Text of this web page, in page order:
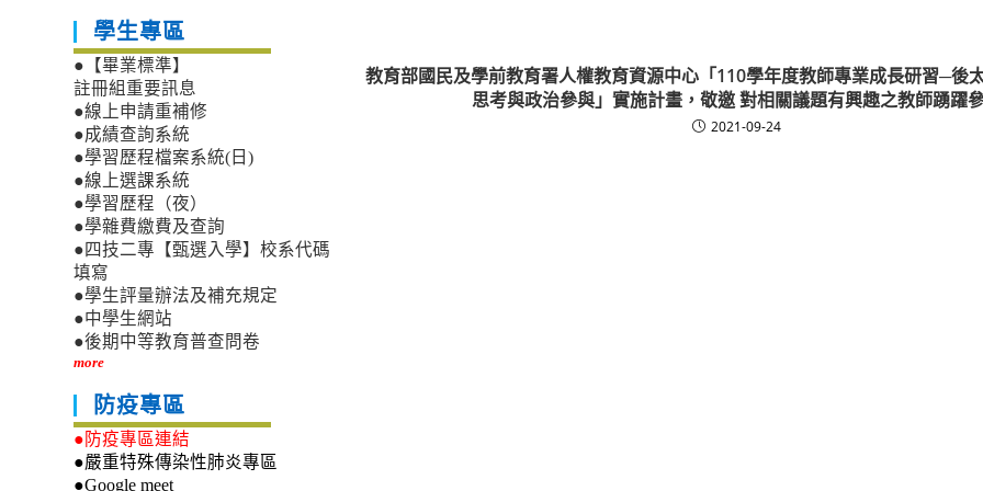
教育部國民及學前教育署人權教育資源中心「110學年度教師專業成長研習─後
思考與政治參與」實施計畫，敬邀 對相關議題有興趣之教師踴躍
2021-09-24
學生專區
●【畢業標準】
註冊組重要訊息
●線上申請重補修
●成績查詢系統
●學習歷程檔案系統(日)
●線上選課系統
●學習歷程（夜）
●學雜費繳費及查詢
●四技二專【甄選入學】校系代碼
填寫
●學生評量辦法及補充規定
●中學生網站
●後期中等教育普查問卷
more
防疫專區
●防疫專區連結
●嚴重特殊傳染性肺炎專區
●Google meet